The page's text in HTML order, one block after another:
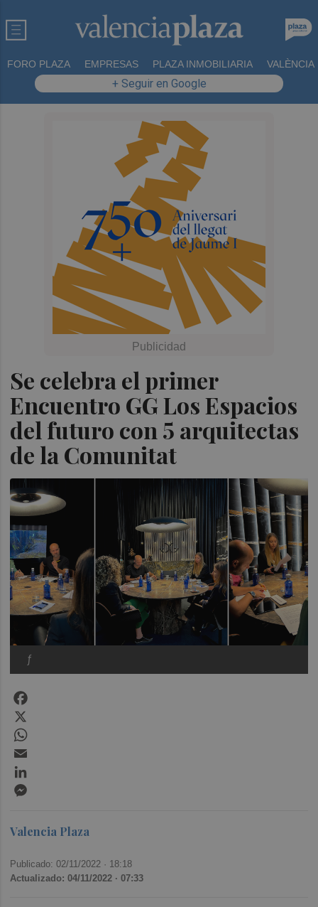
FORO PLAZA EMPRESAS PLAZA INMOBILIARIA VALÈNCIA
+ Seguir en Google
Se celebra el primer
Encuentro GG Los Espacios
del futuro con 5 arquitectas
de la Comunitat
ƒ
Valencia Plaza
Publicado: 02/11/2022 · 18:18
Actualizado: 04/11/2022 · 07:33